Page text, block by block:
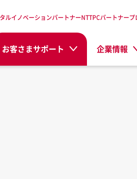
お客さまサポート 企業情報
ルイノベーションパートナーNTTPCパートナープ